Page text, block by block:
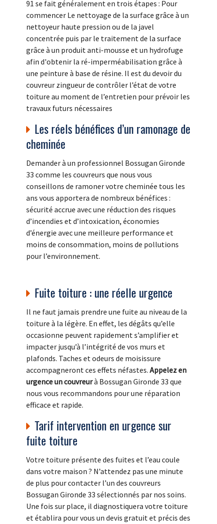
91 se fait généralement en trois étapes : Pour
commencer Le nettoyage de la surface grâce à un
nettoyeur haute pression ou de la javel
concentrée puis par le traitement de la surface
grâce à un produit anti-mousse et un hydrofuge
afin d'obtenir la ré-imperméabilisation grâce à
une peinture à base de résine. Il est du devoir du
couvreur zingueur de contrôler l’état de votre
toiture au moment de l’entretien pour prévoir les
travaux futurs nécessaires
Les réels bénéfices d’un ramonage de
cheminée
Demander à un professionnel Bossugan Gironde
33 comme les couvreurs que nous vous
conseillons de ramoner votre cheminée tous les
ans vous apportera de nombreux bénéfices :
sécurité accrue avec une réduction des risques
d’incendies et d’intoxication, économies
d’énergie avec une meilleure performance et
moins de consommation, moins de pollutions
pour l’environnement.
Fuite toiture : une réelle urgence
Il ne faut jamais prendre une fuite au niveau de la
toiture à la légère. En effet, les dégâts qu’elle
occasionne peuvent rapidement s’amplifier et
impacter jusqu’à l’intégrité de vos murs et
plafonds. Taches et odeurs de moisissure
accompagneront ces effets néfastes. Appelez en
urgence un couvreurà Bossugan Gironde 33 que
nous vous recommandons pour une réparation
efficace et rapide.
Tarif intervention en urgence sur
fuite toiture
Votre toiture présente des fuites et l’eau coule
dans votre maison ? N’attendez pas une minute
de plus pour contacter l’un des couvreurs
Bossugan Gironde 33 sélectionnés par nos soins.
Une fois sur place, il diagnostiquera votre toiture
et établira pour vous un devis gratuit et précis des